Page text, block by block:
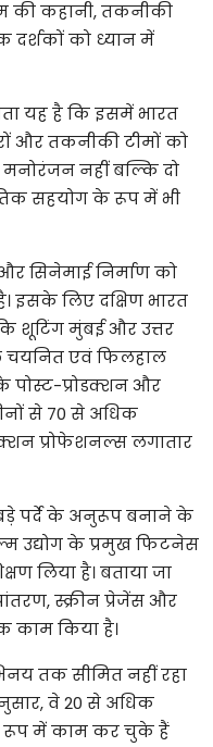
कीकहानी,तकनीकी
दर्शकोंको ध्यानमें
यहहैकिइसमेंभारत
औरतकनीकीटीमोंको
मनोरंजननहींबल्किदो
सहयोगकेरूपमेंभी
सिनेमाईनिर्माणको
इसकेलिएदक्षिणभारत
शूटिंगमुंबईऔरउत्तर
चयनितएवंफिलहाल
पोस्ट-प्रोडक्शनऔर
से 70 से अधिक
प्रोफेशनल्सलगातार
पर्देके अनुरूपबनानेके
उद्योगकेप्रमुखफिटनेस
लियाहै।बतायाजा
,स्क्रीनप्रेजेंसऔर
कामकियाहै।
तकसीमितनहींरहा
,वे20 से अधिक
रूपमेंकामकरचुकेहैं